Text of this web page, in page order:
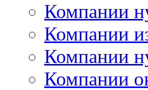
Компании
Компании
Компании
Компании